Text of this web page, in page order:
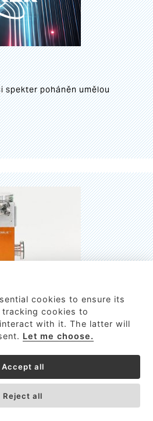
poháněn umělou
(NEMS) FTIR analyzátor
cookies to ensure its
cookies to
with it. The latter will
Let me choose.
Accept all
Reject all